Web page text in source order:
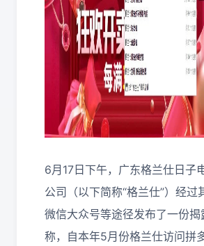
6月17日下午，广东格兰仕日子
公司（以下简称“格兰仕”）经过
微信大众号等途径发布了一份揭
称，自本年5月份格兰仕访问拼